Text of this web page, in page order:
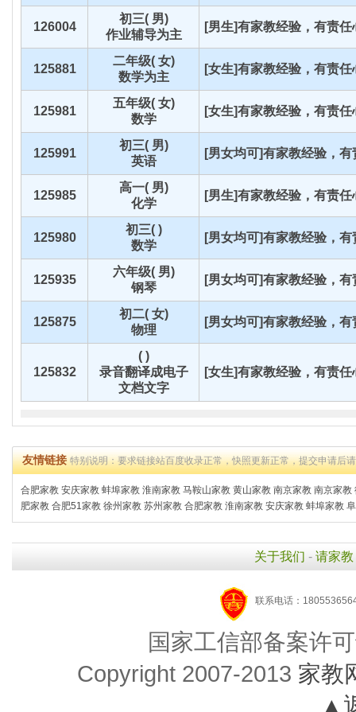
126004
初三( 男)
作业辅导为主
[男生]有家教经验，有责任
125881
二年级( 女)
数学为主
[女生]有家教经验，有责任
125981
五年级( 女)
数学
[女生]有家教经验，有责任
125991
初三( 男)
英语
[男女均可]有家教经验，
125985
高一( 男)
化学
[男生]有家教经验，有责任
125980
初三( )
数学
[男女均可]有家教经验，
125935
六年级( 男)
钢琴
[男女均可]有家教经验，
125875
初二( 女)
物理
[男女均可]有家教经验，
125832
( )
录音翻译成电子
文档文字
[女生]有家教经验，有责任
友情链接特别说明：要求链接站百度收录正常，快照更新正常，提交申请后
合肥家教 安庆家教 蚌埠家教 淮南家教 马鞍山家教 黄山家教 南京家教 南京家教
肥家教 合肥51家教 徐州家教 苏州家教 合肥家教 淮南家教 安庆家教 蚌埠家教
关于我们 - 请家教
联系电话：
国家工信部备案许
Copyright 2007-2013 家教
▲